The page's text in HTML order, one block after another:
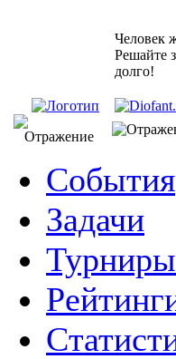
Человек
Решайте
долго!
События
Задачи
Турниры